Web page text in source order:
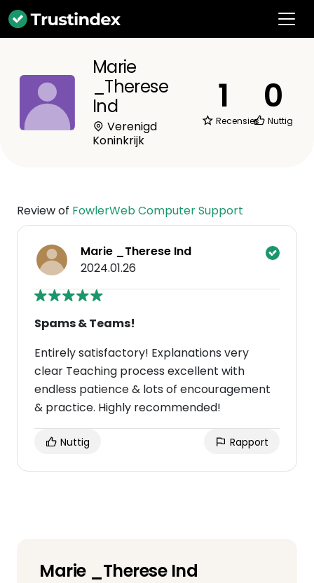
Marie
_Therese
Ind
Verenigd
Koninkrijk
1
Recensies
0
Nuttig
Review of FowlerWeb Computer Support
Marie _Therese Ind
2024.01.26
Spams & Teams!
Entirely satisfactory! Explanations very
clear Teaching process excellent with
endless patience & lots of encouragement
& practice. Highly recommended!
Nuttig Rapport
Marie _Therese Ind